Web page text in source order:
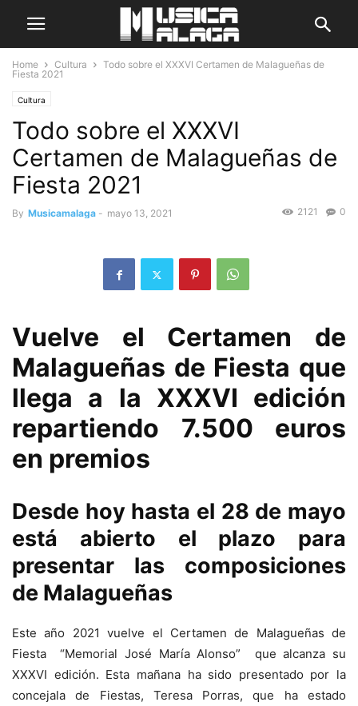
Home Cultura
Todo sobre el XXXVI Certamen de Malagueñas de
Fiesta 2021
Cultura
Todo sobre el XXXVI
Certamen de Malagueñas de
Fiesta 2021
By Musicamalaga - mayo 13, 2021 0
2121
Vuelve el Certamen de
Malagueñas de Fiesta que
llega a la XXXVI edición
repartiendo 7.500 euros
en premios
Desde hoy hasta el 28 de mayo
está abierto el plazo para
presentar las composiciones
de Malagueñas
Este año 2021 vuelve el Certamen de Malagueñas de
Fiesta “Memorial José María Alonso” que alcanza su
XXXVI edición. Esta mañana ha sido presentado por la
concejala de Fiestas, Teresa Porras, que ha estado